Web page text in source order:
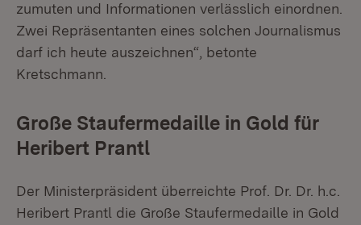
zumuten und Informationen verlässlich einordnen.
Zwei Repräsentanten eines solchen Journalismus
darf ich heute auszeichnen“, betonte
Kretschmann.
Große Staufermedaille in Gold für
Heribert Prantl
Der Ministerpräsident überreichte Prof. Dr. Dr. h.c.
Heribert Prantl die Große Staufermedaille in Gold